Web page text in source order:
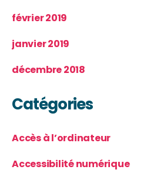
février 2019
janvier 2019
décembre 2018
Catégories
Accès à l’ordinateur
Accessibilité numérique